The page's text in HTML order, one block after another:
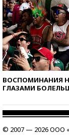
ВОСПОМИНАНИЯ
ГЛАЗАМИ
© 2007 — 2026 ООО